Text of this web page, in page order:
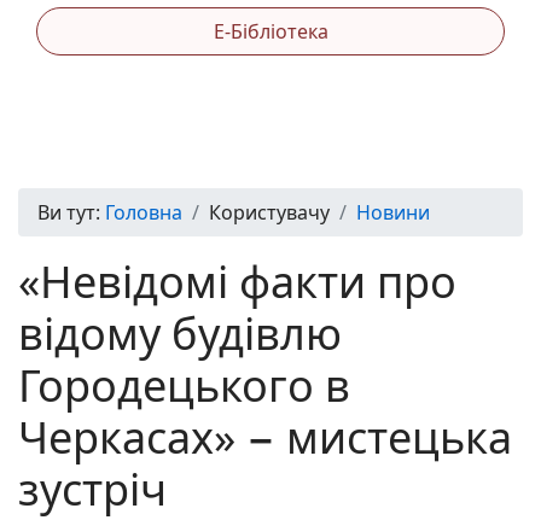
Е-Бібліотека
Ви тут: Головна Користувачу Новини
«Невідомі факти про
відому будівлю
Городецького в
Черкасах» − мистецька
зустріч